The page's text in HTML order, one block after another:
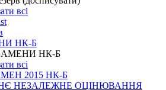
всі
НК-Б
НК-Б
всі
2015 НК-Б
НЕЗАЛЕЖНЕ ОЦІНЮВАННЯ